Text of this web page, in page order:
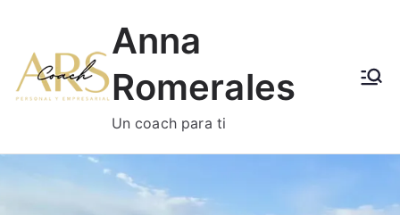
Anna
Romerales
Un coach para ti